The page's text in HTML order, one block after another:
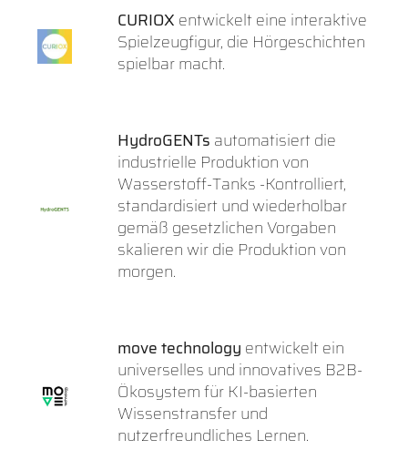
CURIOX entwickelt eine interaktive
Spielzeugfigur, die Hörgeschichten
spielbar macht.
HydroGENTs automatisiert die
industrielle Produktion von
Wasserstoff-Tanks -Kontrolliert,
standardisiert und wiederholbar
gemäß gesetzlichen Vorgaben
skalieren wir die Produktion von
morgen.
move technology entwickelt ein
universelles und innovatives B2B-
Ökosystem für KI-basierten
Wissenstransfer und
nutzerfreundliches Lernen.